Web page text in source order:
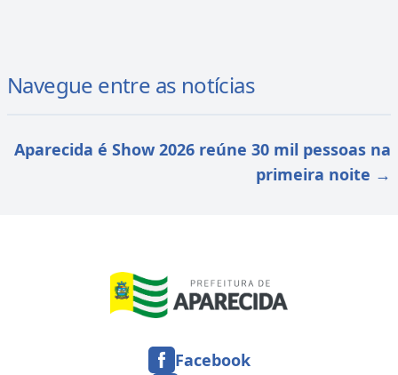
Navegue entre as notícias
Aparecida é Show 2026 reúne 30 mil pessoas na
primeira noite →
Facebook